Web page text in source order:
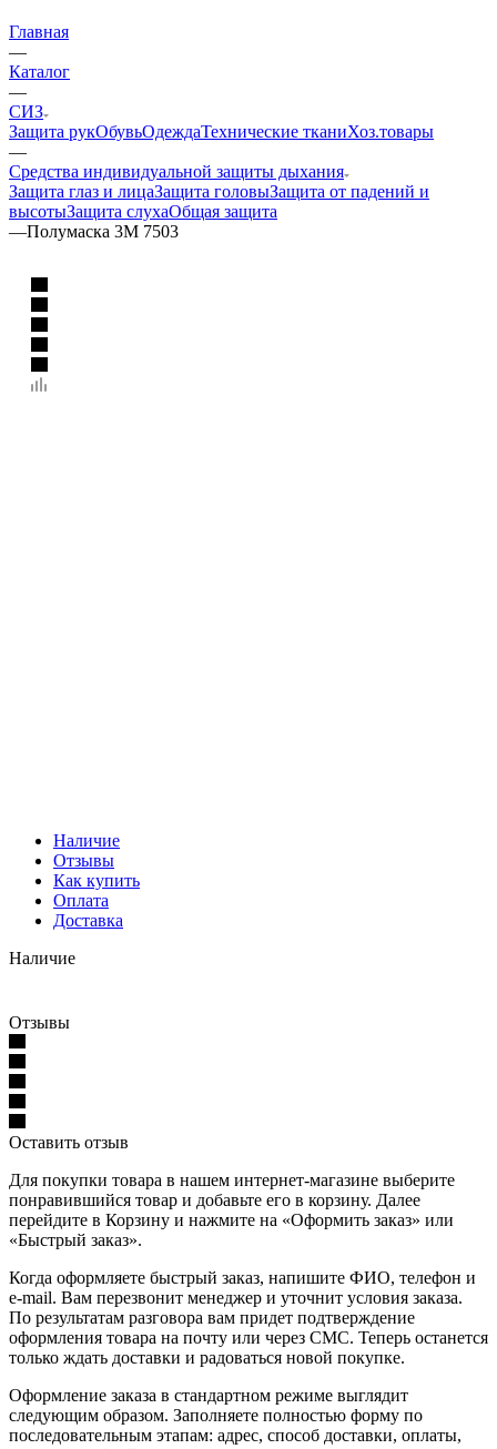
Главная
—
Каталог
—
СИЗ
Защита рукОбувьОдеждаТехнические тканиХоз.товары
—
Средства индивидуальной защиты дыхания
Защита глаз и лицаЗащита головыЗащита от падений и
высотыЗащита слухаОбщая защита
—Полумаска 3М 7503
Наличие
Отзывы
Как купить
Оплата
Доставка
Наличие
Отзывы
Оставить отзыв
Для покупки товара в нашем интернет-магазине выберите
понравившийся товар и добавьте его в корзину. Далее
перейдите в Корзину и нажмите на «Оформить заказ» или
«Быстрый заказ».
Когда оформляете быстрый заказ, напишите ФИО, телефон и
e-mail. Вам перезвонит менеджер и уточнит условия заказа.
По результатам разговора вам придет подтверждение
оформления товара на почту или через СМС. Теперь останется
только ждать доставки и радоваться новой покупке.
Оформление заказа в стандартном режиме выглядит
следующим образом. Заполняете полностью форму по
последовательным этапам: адрес, способ доставки, оплаты,